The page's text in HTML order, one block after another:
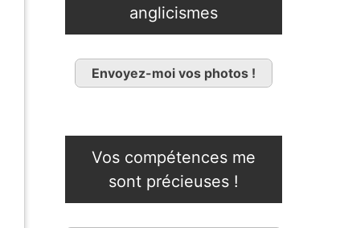
anglicismes
Envoyez-moi vos photos !
Vos compétences me
sont précieuses !